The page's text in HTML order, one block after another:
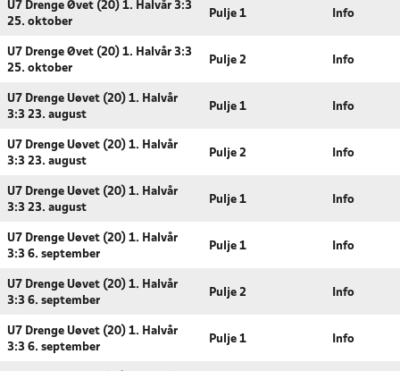
U7 Drenge Øvet (20) 1. Halvår 3:3
25. oktober
Pulje 1 Info
U7 Drenge Øvet (20) 1. Halvår 3:3
25. oktober
Pulje 2 Info
U7 Drenge Uøvet (20) 1. Halvår
3:3 23. august
Pulje 1 Info
U7 Drenge Uøvet (20) 1. Halvår
3:3 23. august
Pulje 2 Info
U7 Drenge Uøvet (20) 1. Halvår
3:3 23. august
Pulje 1 Info
U7 Drenge Uøvet (20) 1. Halvår
3:3 6. september
Pulje 1 Info
U7 Drenge Uøvet (20) 1. Halvår
3:3 6. september
Pulje 2 Info
U7 Drenge Uøvet (20) 1. Halvår
3:3 6. september
Pulje 1 Info